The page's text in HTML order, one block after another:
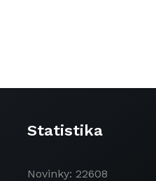
Statistika
Novinky: 22608